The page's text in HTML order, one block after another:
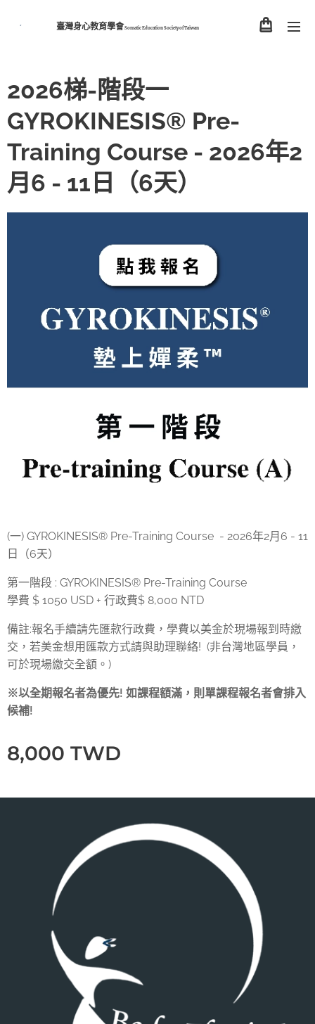
臺灣身心教育學會Somatic Education Society ofTaiwan
2026梯-階段一
GYROKINESIS® Pre-
Training Course - 2026年2
月6 - 11日（6天）
(一) GYROKINESIS® Pre-Training Course - 2026年2月6 - 11
日（6天）
第一階段 : GYROKINESIS® Pre-Training Course
學費 $ 1050 USD + 行政費$ 8,000 NTD
備註:報名手續請先匯款行政費，學費以美金於現場報到時繳
交，若美金想用匯款方式請與助理聯絡! (非台灣地區學員，
可於現場繳交全額。)
※以全期報名者為優先! 如課程額滿，則單課程報名者會排入
候補!
8,000 TWD